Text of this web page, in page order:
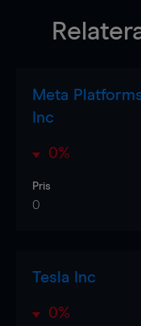
Meta
Inc
0%
Pris
0
Tesla Inc
0%